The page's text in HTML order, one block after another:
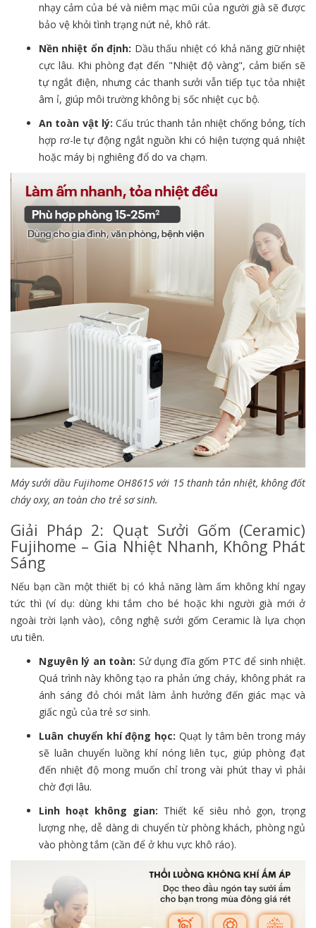
nhạy cảm của bé và niêm mạc mũi của người già sẽ được
bảo vệ khỏi tình trạng nứt nẻ, khô rát.
Nền nhiệt ổn định: Dầu thấu nhiệt có khả năng giữ nhiệt
cực lâu. Khi phòng đạt đến "Nhiệt độ vàng", cảm biến sẽ
tự ngắt điện, nhưng các thanh sưởi vẫn tiếp tục tỏa nhiệt
âm ỉ, giúp môi trường không bị sốc nhiệt cục bộ.
An toàn vật lý: Cấu trúc thanh tản nhiệt chống bỏng, tích
hợp rơ-le tự động ngắt nguồn khi có hiện tượng quá nhiệt
hoặc máy bị nghiêng đổ do va chạm.
Máy sưởi dầu Fujihome OH8615 với 15 thanh tản nhiệt, không đốt
cháy oxy, an toàn cho trẻ sơ sinh.
Giải Pháp 2: Quạt Sưởi Gốm (Ceramic)
Fujihome – Gia Nhiệt Nhanh, Không Phát
Sáng
Nếu bạn cần một thiết bị có khả năng làm ấm không khí ngay
tức thì (ví dụ: dùng khi tắm cho bé hoặc khi người già mới ở
ngoài trời lạnh vào), công nghệ sưởi gốm Ceramic là lựa chọn
ưu tiên.
Nguyên lý an toàn: Sử dụng đĩa gốm PTC để sinh nhiệt.
Quá trình này không tạo ra phản ứng cháy, không phát ra
ánh sáng đỏ chói mắt làm ảnh hưởng đến giác mạc và
giấc ngủ của trẻ sơ sinh.
Luân chuyển khí động học: Quạt ly tâm bên trong máy
sẽ luân chuyển luồng khí nóng liên tục, giúp phòng đạt
đến nhiệt độ mong muốn chỉ trong vài phút thay vì phải
chờ đợi lâu.
Linh hoạt không gian: Thiết kế siêu nhỏ gọn, trọng
lượng nhẹ, dễ dàng di chuyển từ phòng khách, phòng ngủ
vào phòng tắm (cần để ở khu vực khô ráo).